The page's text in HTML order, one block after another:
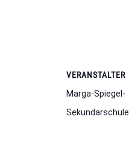
VERANSTALTER
Marga-Spiegel-
Sekundarschule